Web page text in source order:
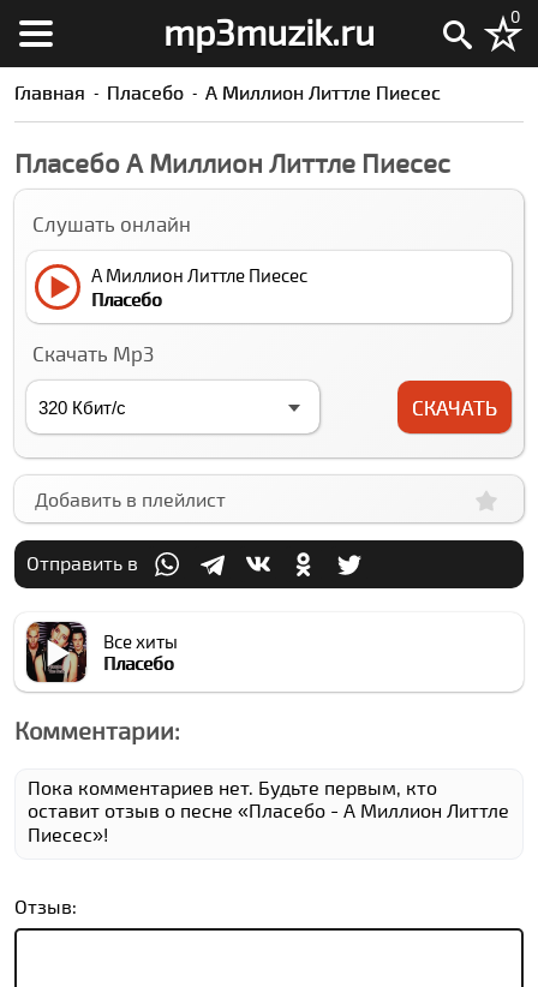
mp3muzik.ru 0
Главная Плаcебо А Миллион Литтле Пиеcес
Плаcебо А Миллион Литтле Пиеcес
Слушать онлайн
А Миллион Литтле Пиеcес
Плаcебо
Скачать Mp3
СКАЧАТЬ
Добавить в плейлист
Отправить в
Все хиты
Плаcебо
Комментарии:
Пока комментариев нет. Будьте первым, кто
оставит отзыв о песне «Плаcебо - А Миллион Литтле
Пиеcес»!
Отзыв: